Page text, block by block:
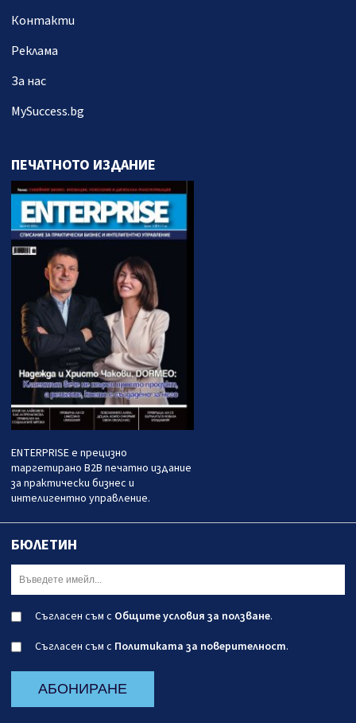
Контакти
Реклама
За нас
MySuccess.bg
ПЕЧАТНОТО ИЗДАНИЕ
ENTERPRISE е прецизно
таргетирано B2B печатно издание
за практически бизнес и
интелигентно управление.
БЮЛЕТИН
Съгласен съм с Общите условия за ползване.
Съгласен съм с Политиката за поверителност.
АБОНИРАНЕ